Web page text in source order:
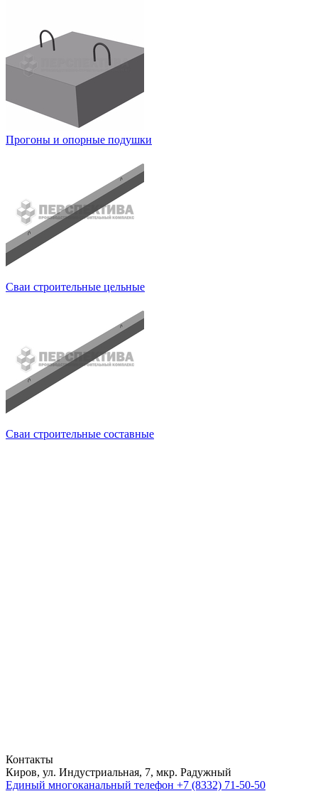
Прогоны и опорные подушки
Сваи строительные цельные
Сваи строительные составные
Контакты
Киров, ул. Индустриальная, 7, мкр. Радужный
Единый многоканальный телефон +7 (8332) 71-50-50